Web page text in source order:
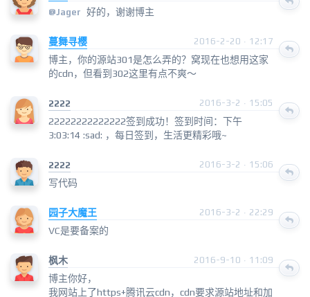
@Jager 好的，谢谢博主
蔓舞寻樱 2016-2-20 · 12:17
博主，你的源站301是怎么弄的？窝现在也想用这家
的cdn，但看到302这里有点不爽～
2222 2016-3-2 · 15:05
22222222222222签到成功！签到时间：下午
3:03:14 :sad: ，每日签到，生活更精彩哦~
2222 2016-3-2 · 15:06
写代码
园子大魔王 2016-3-2 · 22:29
VC是要备案的
枫木 2016-9-10 · 11:09
博主你好，
我网站上了https+腾讯云cdn，cdn要求源站地址和加